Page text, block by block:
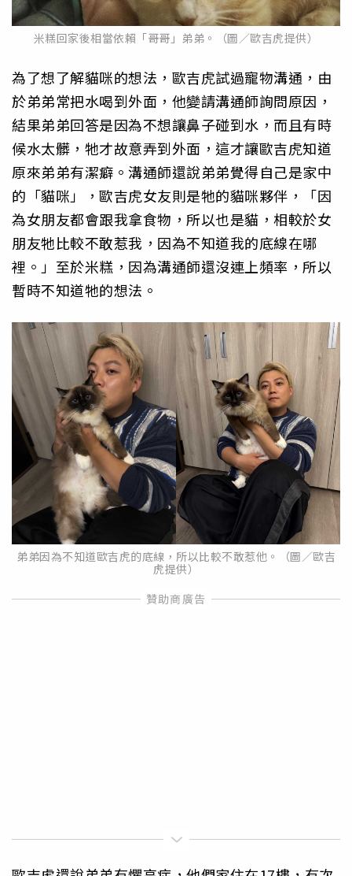
米糕回家後相當依賴「哥哥」弟弟。（圖／歐吉虎提供）
為了想了解貓咪的想法，歐吉虎試過寵物溝通，由
於弟弟常把水喝到外面，他變請溝通師詢問原因，
結果弟弟回答是因為不想讓鼻子碰到水，而且有時
候水太髒，牠才故意弄到外面，這才讓歐吉虎知道
原來弟弟有潔癖。溝通師還說弟弟覺得自己是家中
的「貓咪」，歐吉虎女友則是牠的貓咪夥伴，「因
為女朋友都會跟我拿食物，所以也是貓，相較於女
朋友牠比較不敢惹我，因為不知道我的底線在哪
裡。」至於米糕，因為溝通師還沒連上頻率，所以
暫時不知道牠的想法。
弟弟因為不知道歐吉虎的底線，所以比較不敢惹他。（圖／歐吉
虎提供）